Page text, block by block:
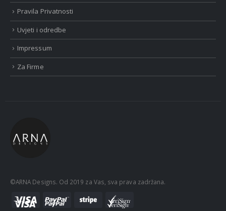
Pravila Privatnosti
Uvjeti i odredbe
Impressum
Za Firme
©ARNA Designs. Od 2019 za Vas, sva prava zadržana.